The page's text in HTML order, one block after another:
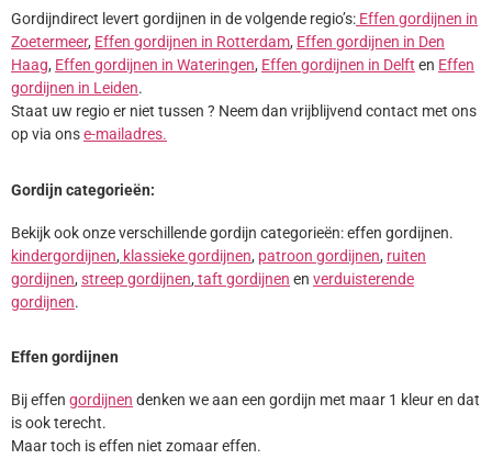
Gordijndirect levert gordijnen in de volgende regio’s: Effen gordijnen in
Zoetermeer, Effen gordijnen in Rotterdam, Effen gordijnen in Den
Haag, Effen gordijnen in Wateringen, Effen gordijnen in Delft en Effen
gordijnen in Leiden.
Staat uw regio er niet tussen ? Neem dan vrijblijvend contact met ons
op via onse-mailadres.
Gordijn categorieën:
Bekijk ook onze verschillende gordijn categorieën: effen gordijnen.
kindergordijnen, klassieke gordijnen, patroon gordijnen, ruiten
gordijnen, streep gordijnen, taft gordijnen en verduisterende
gordijnen.
Effen gordijnen
Bij effen gordijnen denken we aan een gordijn met maar 1 kleur en dat
is ook terecht.
Maar toch is effen niet zomaar effen.